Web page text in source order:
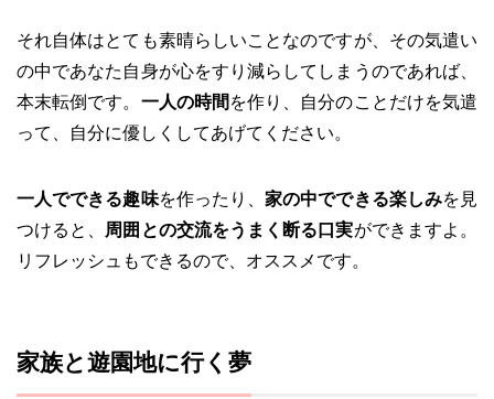
それ自体はとても素晴らしいことなのですが、その気遣い
の中であなた自身が心をすり減らしてしまうのであれば、
本末転倒です。 一人の時間 を作り、自分のことだけを気遣
って、自分に優しくしてあげてください。
一人でできる趣味を作ったり、家の中でできる楽しみを見
つけると、 周囲との交流をうまく断る口実ができますよ。
リフレッシュもできるので、オススメです。
家族と遊園地に行く夢